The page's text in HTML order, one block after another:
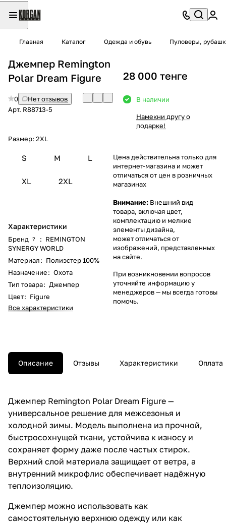
Главная Каталог Одежда и обувь Пуловеры,
Джемпер Remington
Polar Dream Figure
0
Нет отзывов
Арт. R88713-5
Размер: 2XL
S M L
XL 2XL
Характеристики
Бренд ? : REMINGTON
SYNERGY WORLD
Материал: Полиэстер 100%
Назначение: Охота
Тип товара: Джемпер
Цвет: Figure
Все характеристики
28 000 тенге
В наличии
Намекни другу о
подарке!
Цена действительна только для
интернет-магазина и может
отличаться от цен в розничных
магазинах
Внимание: Внешний вид
товара, включая цвет,
комплектацию и мелкие
элементы дизайна,
может отличаться от
изображений, представленных
на сайте.
При возникновении вопросов
уточняйте информацию у
менеджеров— мы всегда готовы
помочь.
Описание Отзывы Характеристики Оплата
Джемпер Remington Polar Dream Figure —
универсальное решение для межсезонья и
холодной зимы. Модель выполнена из прочной,
быстросохнущей ткани, устойчива к износу и
сохраняет форму даже после частых стирок.
Верхний слой материала защищает от ветра, а
внутренний микрофлис обеспечивает надёжную
теплоизоляцию.
Джемпер можно использовать как
самостоятельную верхнюю одежду или как